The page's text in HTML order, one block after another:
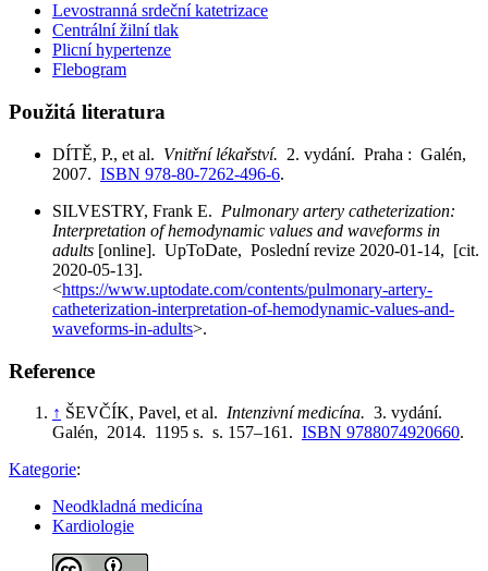
Levostranná srdeční katetrizace
Centrální žilní tlak
Plicní hypertenze
Flebogram
Použitá literatura
DÍTĚ, P., et al. Vnitřní lékařství. 2. vydání. Praha : Galén,
2007. ISBN 978-80-7262-496-6.
SILVESTRY, Frank E. Pulmonary artery catheterization:
Interpretation of hemodynamic values and waveforms in
adults [online]. UpToDate, Poslední revize 2020-01-14, [cit.
2020-05-13].
<https://www.uptodate.com/contents/pulmonary-artery-
catheterization-interpretation-of-hemodynamic-values-and-
waveforms-in-adults>.
Reference
↑ ŠEVČÍK, Pavel, et al. Intenzivní medicína. 3. vydání.
Galén, 2014. 1195 s. s. 157–161. ISBN 9788074920660.
Kategorie:
Neodkladná medicína
Kardiologie